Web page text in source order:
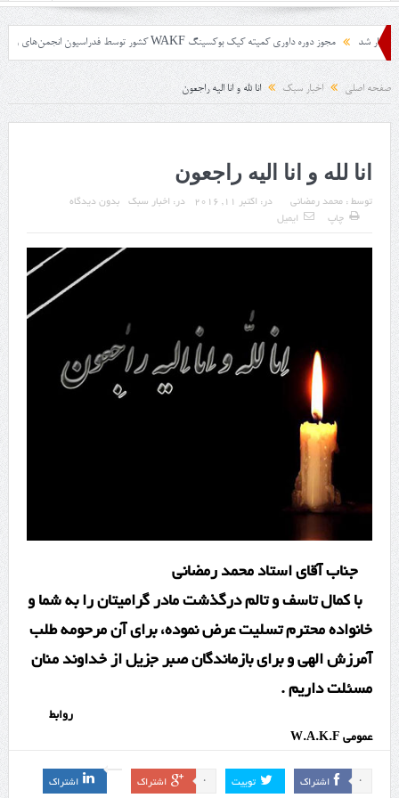
مجوز دوره داوری کمیته کیک بوکسینگ WAKF کشور توسط فدراسیون انجمن‌های ورزشهای رزمی جمهوری اسلامی ایران
صفحه اصلی اخبار سبک انا لله و انا الیه راجعون
انا لله و انا الیه راجعون
توسط : محمد رمضانی در: اکتبر 11, 2016 در: اخبار سبک
بدون دیدگاه
چاپ
ایمیل
جناب آقای استاد محمد رمضانی
با کمال تاسف و تالم درگذشت مادر گرامیتان را به شما و
خانواده محترم تسلیت عرض نموده، برای آن مرحومه طلب
آمرزش الهی و برای بازماندگان صبر جزیل از خداوند منان
مسئلت داریم .
روابط
عمومی W.A.K.F
اشتراک 0 توییت اشتراک 0 اشتراک